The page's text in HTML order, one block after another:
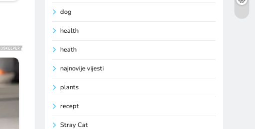
dog
health
heath
najnovije vijesti
plants
recept
Stray Cat